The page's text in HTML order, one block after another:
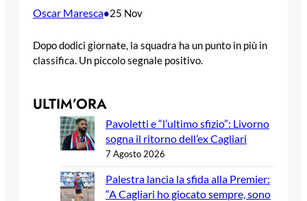
Oscar Maresca•25 Nov
Dopo dodici giornate, la squadra ha un punto in più in
classifica. Un piccolo segnale positivo.
ULTIM’ORA
Pavoletti e “l’ultimo sfizio”: Livorno
sogna il ritorno dell’ex Cagliari
7 Agosto 2026
Palestra lancia la sfida alla Premier:
“A Cagliari ho giocato sempre, sono